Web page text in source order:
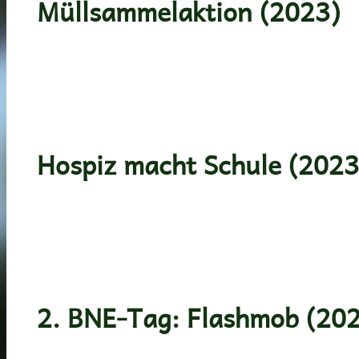
Müllsammelaktion (2023)
Hospiz macht Schule
2. BNE-Tag: Flashmob